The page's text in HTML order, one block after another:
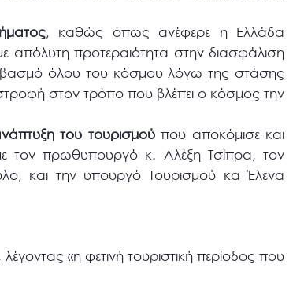
, καθώς όπως ανέφερε η Ελλάδα
απόλυτη προτεραιότητα στην διασφάλιση
όλου του κόσμου λόγω της στάσης
στον τρόπο που βλέπει ο κόσμος την
του τουρισμούπου αποκόμισε και
τον πρωθυπουργό κ. Αλέξη Τσίπρα, τον
και την υπουργό Τουρισμού κα Έλενα
«η φετινή τουριστική περίοδος που